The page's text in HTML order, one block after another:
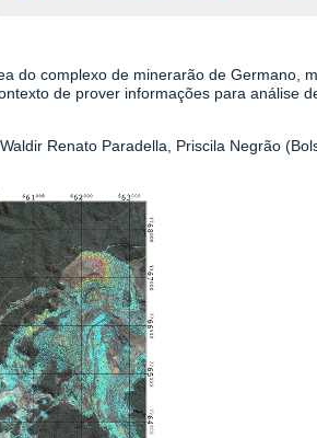
do complexo de minerarão de Germano,
de prover informações para análise
Renato Paradella, Priscila Negrão